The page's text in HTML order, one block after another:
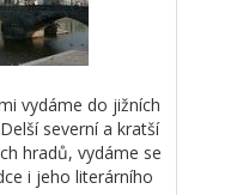
vydáme do jižních
severní a kratší
hradů, vydáme se
i jeho literárního